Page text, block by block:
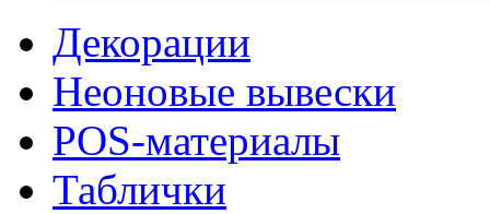
Декорации
Неоновые вывески
POS-материалы
Таблички